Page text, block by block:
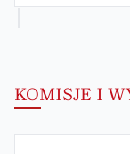
KOMISJE I